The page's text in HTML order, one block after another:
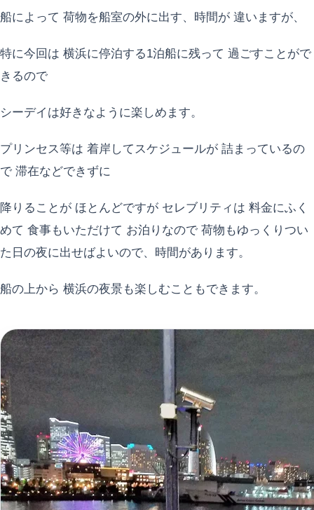
船によって 荷物を船室の外に出す、時間が 違いますが、
特に今回は 横浜に停泊する1泊船に残って 過ごすことがで
きるので
シーデイは好きなように楽しめます。
プリンセス等は 着岸してスケジュールが 詰まっているの
で 滞在などできずに
降りることが ほとんどですが セレブリティは 料金にふく
めて 食事もいただけて お泊りなので 荷物もゆっくりつい
た日の夜に出せばよいので、時間があります。
船の上から 横浜の夜景も楽しむこともできます。